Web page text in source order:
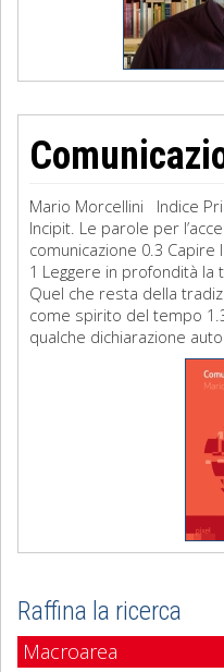
Mario Morcellini Indice
Incipit. Le parole per
comunicazione 0.3
1 Leggere in profondità la
Quel che resta della
come spirito del tempo
qualche dichiarazione
Raffina la ricerca
Macroarea